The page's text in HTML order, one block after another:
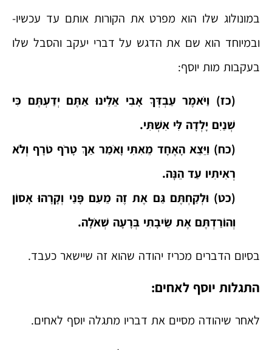
במונולוג שלו הוא מפרט את הקורות אותם עד עכשיו-
ובמיוחד הוא שם את הדגש על דברי יעקב והסבל שלו
בעקבות מות יוסף:
(כז) וַיֹּאמֶר עַבְדְּךָ אָבִי אֵלֵינוּ אַתֶּם יְדַעְתֶּם כִּי
שְׁנַיִם יָלְדָה לִּי אִשְׁתִּי.
(כח) וַיֵּצֵא הָאֶחָד מֵאִתִּי וָאֹמַר אַךְ טָרֹף טֹרָף וְלֹא
רְאִיתִיו עַד הֵנָּה.
(כט) וּלְקַחְתֶּם גַּם אֶת זֶה מֵעִם פָּנַי וְקָרָהוּ אָסוֹן
וְהוֹרַדְתֶּם אֶת שֵׂיבָתִי בְּרָעָה שְׁאֹלָה.
בסיום הדברים מכריז יהודה שהוא זה שיישאר כעבד.
התגלות יוסף לאחים:
לאחר שיהודה מסיים את דבריו מתגלה יוסף לאחים.